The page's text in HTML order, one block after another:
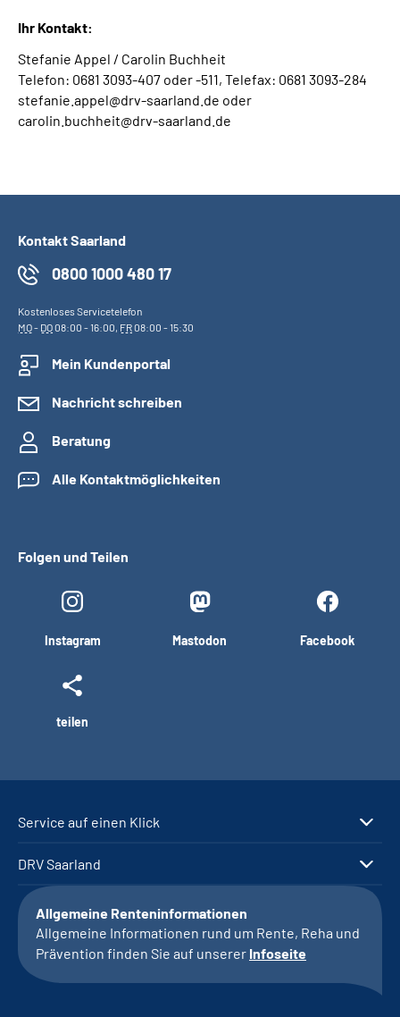
Ihr Kontakt:
Stefanie Appel / Carolin Buchheit
Telefon: 0681 3093-407 oder -511, Telefax: 0681 3093-284
stefanie.appel@drv-saarland.de oder
carolin.buchheit@drv-saarland.de
Kontakt Saarland
0800 1000 480 17
Kostenloses Servicetelefon
MO- DO08:00 - 16:00, FR08:00 - 15:30
Mein Kundenportal
Nachricht schreiben
Beratung
Alle Kontaktmöglichkeiten
Folgen und Teilen
Instagram Mastodon Facebook
teilen
Service auf einen Klick
DRV Saarland
Allgemeine Renteninformationen
Allgemeine Informationen rund um Rente, Reha und
Prävention finden Sie auf unserer Infoseite